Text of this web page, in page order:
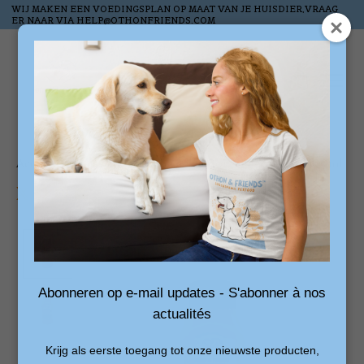
WIJ MAKEN EEN VOEDINGSPLAN OP MAAT VAN JE HUISDIER,VRAAG
ER NAAR VIA HELP@OTHONFRIENDS.COM
Liste de
Accueil / Graisse de mouton à l'ail Bouteille pressée 500ml
Product image slideshow Items
Abonneren op e-mail updates - S'abonner à nos
actualités
Krijg als eerste toegang tot onze nieuwste producten,